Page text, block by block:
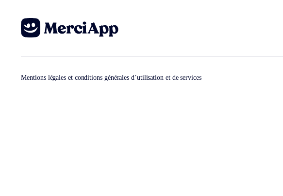
Mentions légales et conditions générales d’utilisation et de services